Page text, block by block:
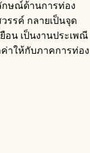
กษณ์ด้านการท่อง
รรค์ กลายเป็นจุด
อน เป็นงานประเพณี
าให้กับภาคการท่อง